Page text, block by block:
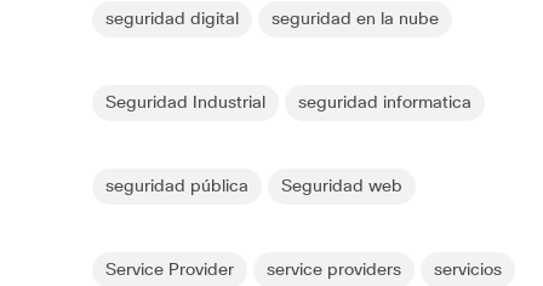
seguridad digital seguridad en la nube
Seguridad Industrial seguridad informatica
seguridad pública Seguridad web
Service Provider service providers servicios